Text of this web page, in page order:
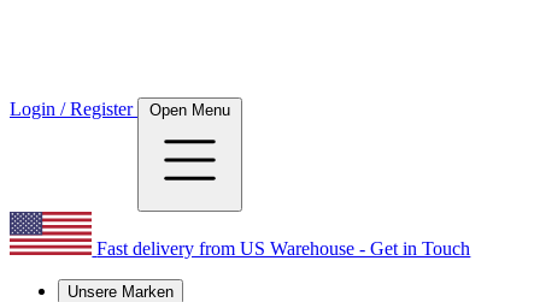
Login / Register Open Menu
Fast delivery from US Warehouse - Get in Touch
Unsere Marken